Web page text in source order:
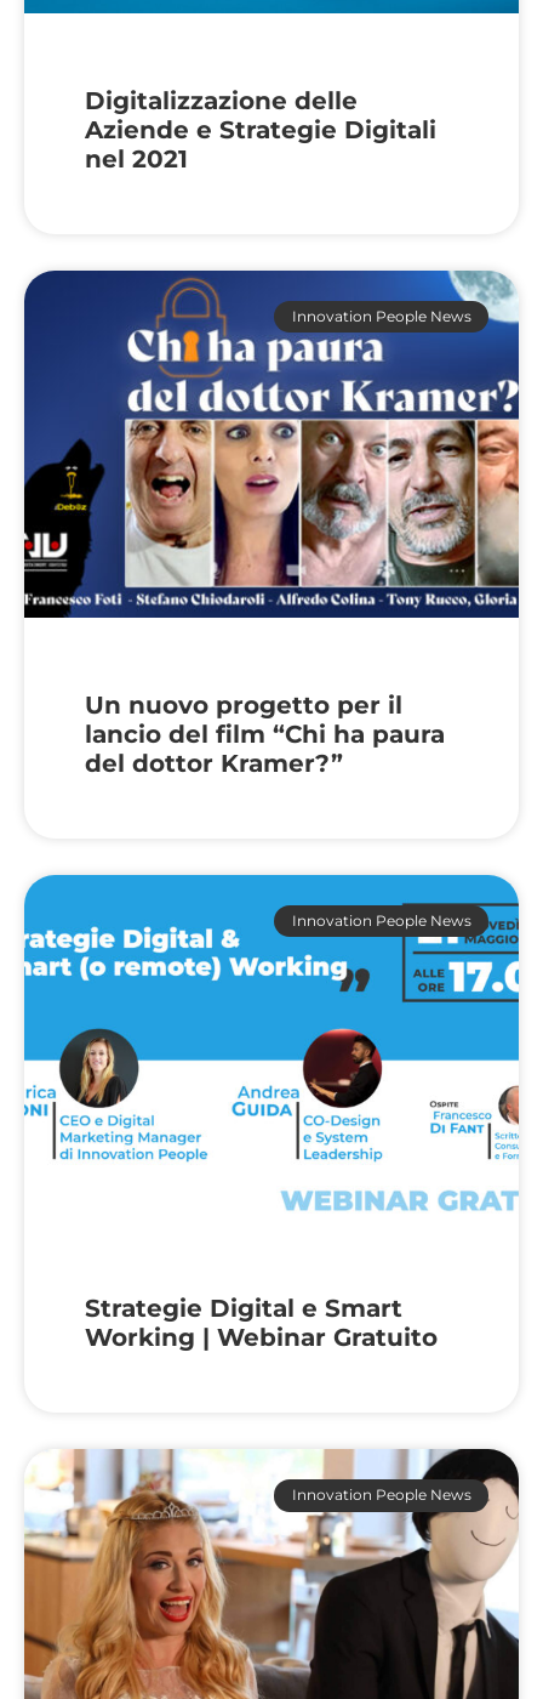
Digitalizzazione delle
Aziende e Strategie Digitali
nel 2021
Innovation People News
Un nuovo progetto per il
lancio del film “Chi ha paura
del dottor Kramer?”
Innovation People News
Strategie Digital e Smart
Working | Webinar Gratuito
Innovation People News